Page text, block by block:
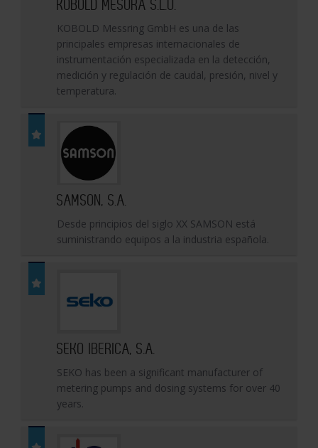
KOBOLD MESURA S.L.U.
KOBOLD Messring GmbH es una de las
principales empresas internacionales de
instrumentación especializada en la detección,
medición y regulación de caudal, presión, nivel y
temperatura.
SAMSON, S.A.
Desde principios del siglo XX SAMSON está
suministrando equipos a la industria española.
SEKO IBERICA, S.A.
SEKO has been a significant manufacturer of
metering pumps and dosing systems for over 40
years.